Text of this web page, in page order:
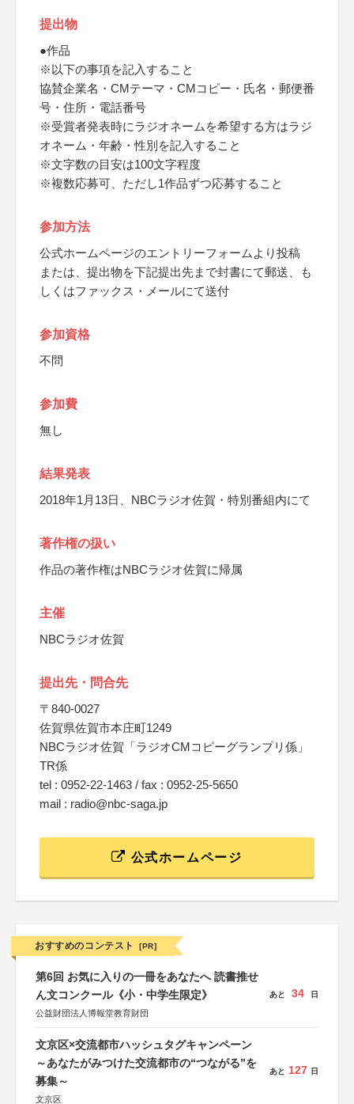
提出物
●作品
※以下の事項を記入すること
協賛企業名・CMテーマ・CMコピー・氏名・郵便番
号・住所・電話番号
※受賞者発表時にラジオネームを希望する方はラジ
オネーム・年齢・性別を記入すること
※文字数の目安は100文字程度
※複数応募可、ただし1作品ずつ応募すること
参加方法
公式ホームページのエントリーフォームより投稿
または、提出物を下記提出先まで封書にて郵送、も
しくはファックス・メールにて送付
参加資格
不問
参加費
無し
結果発表
2018年1月13日、NBCラジオ佐賀・特別番組内にて
著作権の扱い
作品の著作権はNBCラジオ佐賀に帰属
主催
NBCラジオ佐賀
提出先・問合先
〒840-0027
佐賀県佐賀市本庄町1249
NBCラジオ佐賀「ラジオCMコピーグランプリ係」
TR係
tel : 0952-22-1463 / fax : 0952-25-5650
mail : radio@nbc-saga.jp
公式ホームページ
おすすめのコンテスト [PR]
第6回 お気に入りの一冊をあなたへ 読書推せ
ん文コンクール《小・中学生限定》
公益財団法人博報堂教育財団
あと 34 日
文京区×交流都市ハッシュタグキャンペーン
～あなたがみつけた交流都市の“つながる”を
募集～
文京区
あと 127 日